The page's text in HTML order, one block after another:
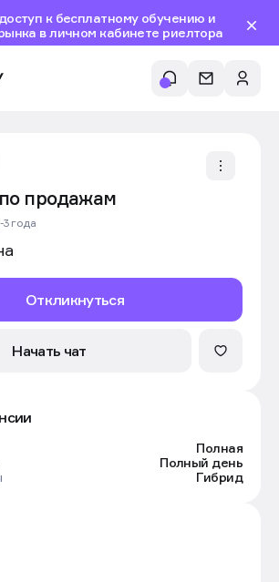
к бесплатному обучению и
в личном кабинете риелтора
продажам
года
Откликнуться
Начать чат
Полная
Полный день
Гибрид